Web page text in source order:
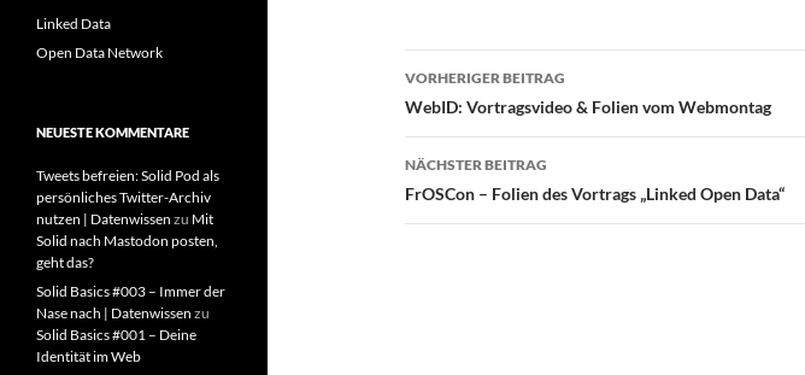
Beitragsnavigation
VORHERIGER BEITRAG
WebID: Vortragsvideo & Folien vom Webmontag
NÄCHSTER BEITRAG
FrOSCon – Folien des Vortrags „Linked Open Data“
Linked Data
Open Data Network
NEUESTE KOMMENTARE
Tweets befreien: Solid Pod als
persönliches Twitter-Archiv
nutzen | Datenwissen zu Mit
Solid nach Mastodon posten,
geht das?
Solid Basics #003 – Immer der
Nase nach | Datenwissen zu
Solid Basics #001 – Deine
Identität im Web